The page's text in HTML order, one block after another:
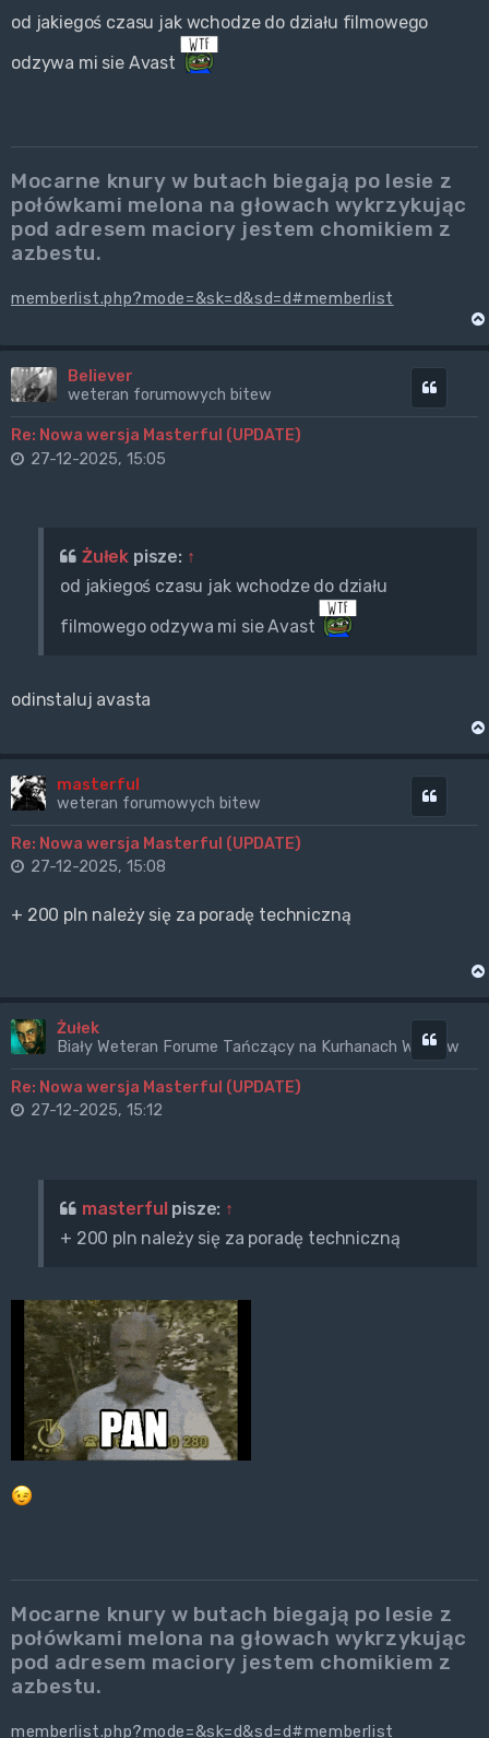
od jakiegoś czasu jak wchodze do działu filmowego
odzywa mi sie Avast
Mocarne knury w butach biegają po lesie z
połówkami melona na głowach wykrzykując
pod adresem maciory jestem chomikiem z
azbestu.
memberlist.php?mode=&sk=d&sd=d#memberlist
Believer
weteran forumowych bitew
Re: Nowa wersja Masterful (UPDATE)
27-12-2025, 15:05
Żułek pisze: ↑
od jakiegoś czasu jak wchodze do działu
filmowego odzywa mi sie Avast
odinstaluj avasta
masterful
weteran forumowych bitew
Re: Nowa wersja Masterful (UPDATE)
27-12-2025, 15:08
+ 200 pln należy się za poradę techniczną
Żułek
Biały Weteran Forume Tańczący na Kurhanach Wrogów
Re: Nowa wersja Masterful (UPDATE)
Cytuj
27-12-2025, 15:12
masterful pisze: ↑
+ 200 pln należy się za poradę techniczną
Mocarne knury w butach biegają po lesie z
połówkami melona na głowach wykrzykując
pod adresem maciory jestem chomikiem z
azbestu.
memberlist.php?mode=&sk=d&sd=d#memberlist